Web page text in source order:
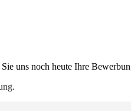
uns noch heute Ihre